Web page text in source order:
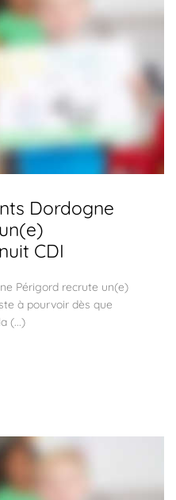
Dordogne
CDI
Périgord recrute un(e)
à pourvoir dès que
(...)